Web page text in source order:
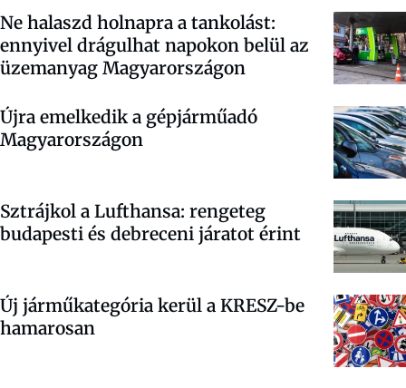
Ne halaszd holnapra a tankolást:
ennyivel drágulhat napokon belül az
üzemanyag Magyarországon
Újra emelkedik a gépjárműadó
Magyarországon
Sztrájkol a Lufthansa: rengeteg
budapesti és debreceni járatot érint
Új járműkategória kerül a KRESZ-be
hamarosan